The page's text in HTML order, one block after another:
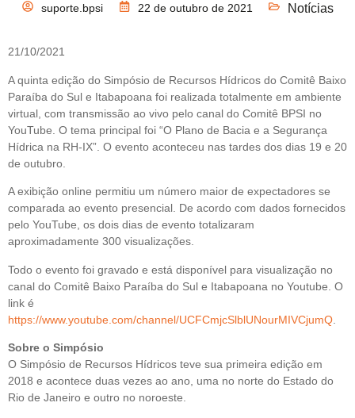
suporte.bpsi 22 de outubro de 2021 Notícias
21/10/2021
A quinta edição do Simpósio de Recursos Hídricos do Comitê Baixo
Paraíba do Sul e Itabapoana foi realizada totalmente em ambiente
virtual, com transmissão ao vivo pelo canal do Comitê BPSI no
YouTube. O tema principal foi “O Plano de Bacia e a Segurança
Hídrica na RH-IX”. O evento aconteceu nas tardes dos dias 19 e 20
de outubro.
A exibição online permitiu um número maior de expectadores se
comparada ao evento presencial. De acordo com dados fornecidos
pelo YouTube, os dois dias de evento totalizaram
aproximadamente 300 visualizações.
Todo o evento foi gravado e está disponível para visualização no
canal do Comitê Baixo Paraíba do Sul e Itabapoana no Youtube. O
link é
https://www.youtube.com/channel/UCFCmjcSlblUNourMIVCjumQ
Sobre o Simpósio
O Simpósio de Recursos Hídricos teve sua primeira edição em
2018 e acontece duas vezes ao ano, uma no norte do Estado do
Rio de Janeiro e outro no noroeste.